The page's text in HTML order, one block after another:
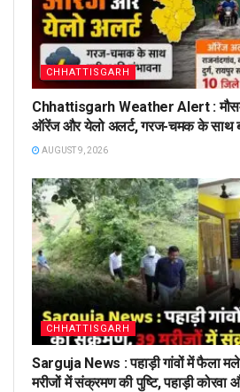
CHHATTISGARH
Chhattisgarh Weather Alert : मौसम
ऑरेंज और येलो अलर्ट, गरज-चमक के साथ
AUGUST 9, 2026
CHHATTISGARH
Sarguja News : पहाड़ी गांवों में फैला
मरीजों में संक्रमण की पुष्टि, पहाड़ी कोरवा